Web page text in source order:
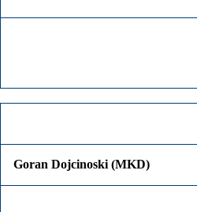
Goran Dojcinoski (MKD)